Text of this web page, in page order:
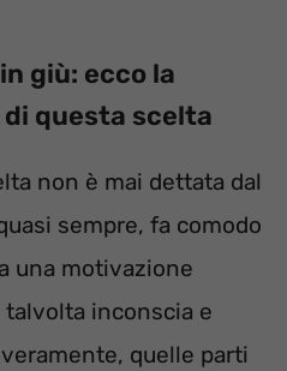
giù: ecco la
questa scelta
non è mai dettata dal
sempre, fa comodo
una motivazione
inconscia e
quelle parti